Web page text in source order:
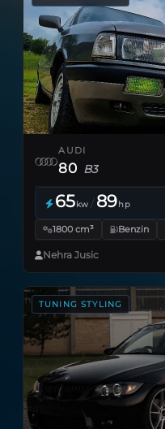
AUDI
80 B3
65kw /89hp
1800 cm³ Benzin
Nehra Jusic
TUNING STYLING